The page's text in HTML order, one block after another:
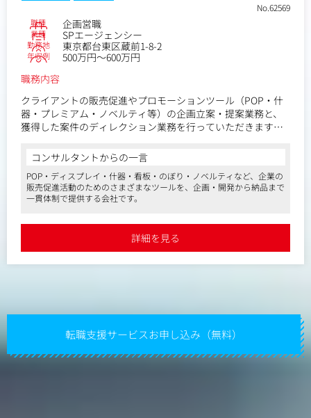
メーカーや商社など大手クライアントが多い中、
すでにお取引のあるクライアントを
先輩社員の指導のもと5～10社程度ご担当いただきます。
後に、新規クライアントへの開拓営業も行います。
各社と向き合い、ブランディングパートナーとして入り込ん
だ提案をしていただきます。
〈どんな企画提案ができる？〉
まずはクライアントとこまめにコミュニケーションを取り、
課題が分かったら、各種クリエイティブツールでの課題解決
を提案します。
提案が採用になれば、社内外のクリエイターと連携して進行
管理を行い、納品まで進めます。
その後、効果検証をして次の提案につなげます。
No.62569
職種 企画営職
業種 SPエージェンシー
勤務地 東京都台東区蔵前1-8-2
年収例
500万円～600万円
職務内容
クライアントの販売促進やプロモーションツール（POP・什
器・プレミアム・ノベルティ等）の企画立案・提案業務と、
獲得した案件のディレクション業務を行っていただきます。
■具体的な業務
・クライアントとの打ち合わせ、企画提案
・工場への発注、協力会社や工場への進行管理、ディレクシ
ョン
・他部署(デザイン部門や制作部門)との調整
既存クライアントが中心のため新規獲得におけるテレアポ業
キリングループやヨネックス、マルコメ等の直取引案件の
頼もあります。
コンサルタントからの一言
POP・ディスプレイ・什器・看板・のぼり・ノベルティなど、企業の
販売促進活動のためのさまざまなツールを、企画・開発から納品まで
一貫体制で提供する会社です。
詳細を見る
転職支援サービスお申し込み（無料）